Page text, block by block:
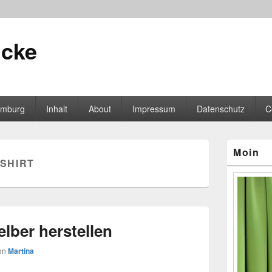
Inhalt About Impressum Datenschutz
SHIRT
herstellen
Martina
Seitenleisten-
Moin